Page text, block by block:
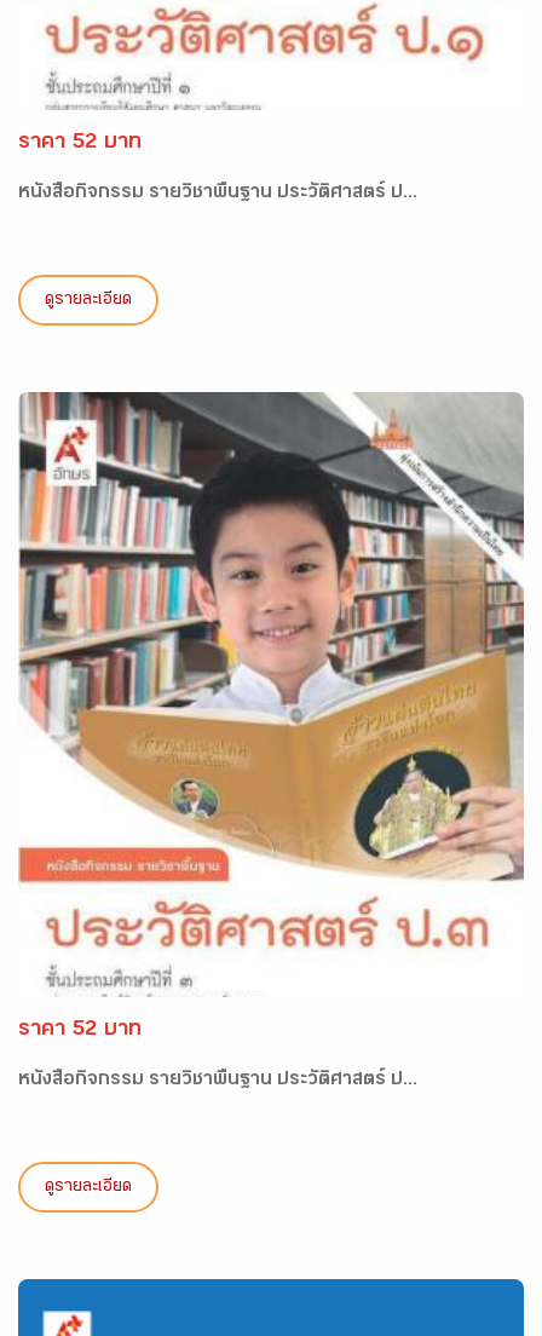
ราคา 52 บาท
หนังสือกิจกรรม รายวิชาพื้นฐาน ประวัติศาสตร์ ป...
ดูรายละเอียด
ราคา 52 บาท
หนังสือกิจกรรม รายวิชาพื้นฐาน ประวัติศาสตร์ ป...
ดูรายละเอียด